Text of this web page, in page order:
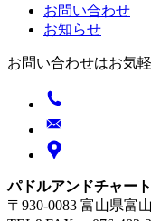
お問い合わせ
お知らせ
お問い合わせはお気
パドルアンドチャート
〒930-0083 富山県富